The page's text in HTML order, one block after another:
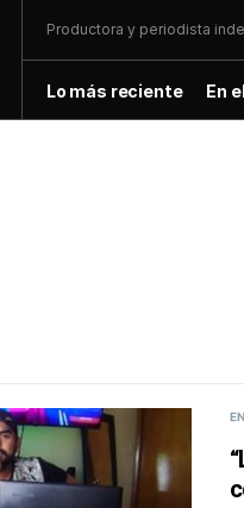
Productora y periodista
Lo más reciente En